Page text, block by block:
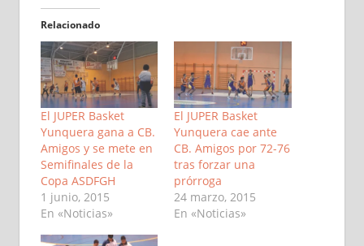
Relacionado
El JUPER Basket
Yunquera gana a CB.
Amigos y se mete en
Semifinales de la
Copa ASDFGH
1 junio, 2015
En «Noticias»
El JUPER Basket
Yunquera cae ante
CB. Amigos por 72-76
tras forzar una
prórroga
24 marzo, 2015
En «Noticias»